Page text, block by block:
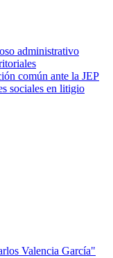
administrativo
común ante la JEP
sociales en litigio
Valencia García"